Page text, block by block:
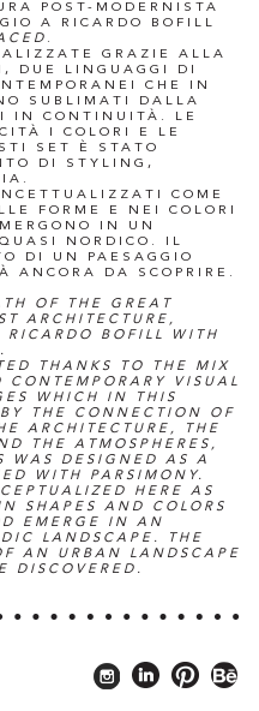
POST-MODERNISTA
A RICARDO BOFILL
.
GRAZIE ALLA
DUE LINGUAGGI DI
CHE IN
SUBLIMATI DALLA
IN CONTINUITÀ. LE
I COLORI E LE
SET È STATO
DI STYLING,
COME
FORME E NEI COLORI
IN UN
NORDICO. IL
DI UN PAESAGGIO
ANCORA DA SCOPRIRE.
OF THE GREAT
ARCHITECTURE,
RICARDO BOFILL WITH
THANKS TO THE MIX
VISUAL
WHICH IN THIS
THE CONNECTION OF
ARCHITECTURE, THE
THE ATMOSPHERES,
WAS DESIGNED AS A
WITH PARSIMONY.
HERE AS
SHAPES AND COLORS
EMERGE IN AN
LANDSCAPE. THE
AN URBAN LANDSCAPE
DISCOVERED.